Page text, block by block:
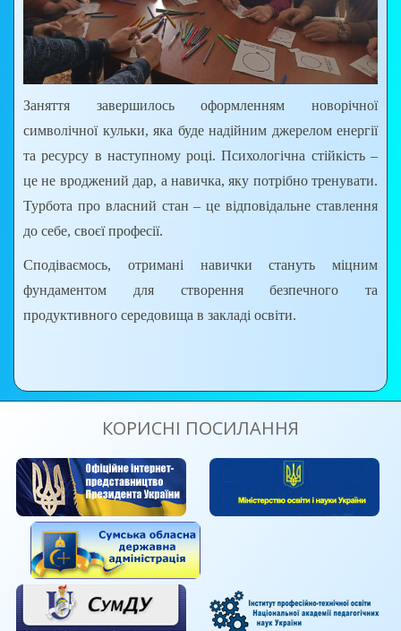
Заняття завершилось оформленням новорічної
символічної кульки, яка буде надійним джерелом енергії
та ресурсу в наступному році. Психологічна стійкість –
це не вроджений дар, а навичка, яку потрібно тренувати.
Турбота про власний стан – це відповідальне ставлення
до себе, своєї професії.
Сподіваємось, отримані навички стануть міцним
фундаментом для створення безпечного та
продуктивного середовища в закладі освіти.
КОРИСНІ ПОСИЛАННЯ